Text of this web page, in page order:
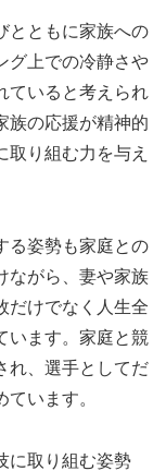
とともに家族への
グ上での冷静さや
ていると考えられ
族の応援が精神的
取り組む力を与え
る姿勢も家庭との
ながら、妻や家族
だけでなく人生全
います。家庭と競
れ、選手としてだ
います。
に取り組む姿勢